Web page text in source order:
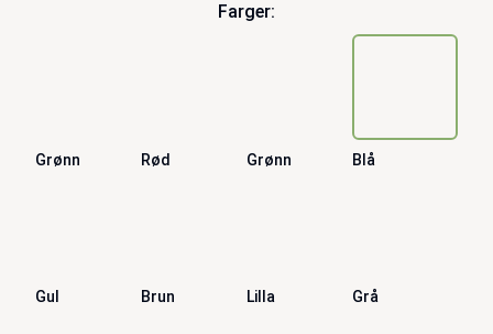
Farger:
Grønn Rød Grønn Blå
Gul Brun Lilla Grå